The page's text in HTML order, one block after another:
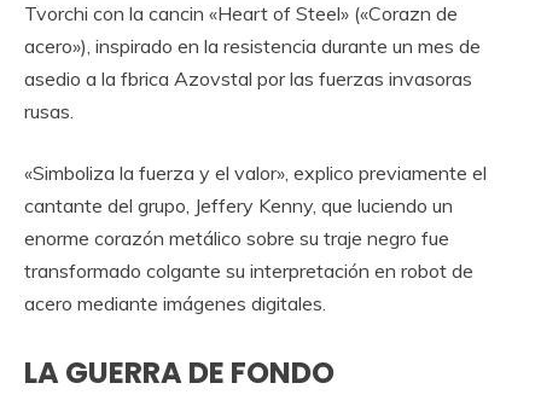
Tvorchi con la cancin «Heart of Steel» («Corazn de
acero»), inspirado en la resistencia durante un mes de
asedio a la fbrica Azovstal por las fuerzas invasoras
rusas.
«Simboliza la fuerza y ​​​​el valor», explico previamente el
cantante del grupo, Jeffery Kenny, que luciendo un
enorme corazón metálico sobre su traje negro fue
transformado colgante su interpretación en robot de
acero mediante imágenes digitales.
LA GUERRA DE FONDO